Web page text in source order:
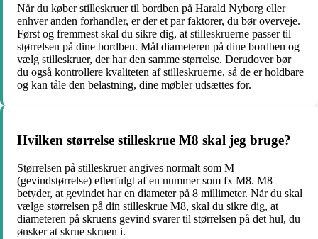
Når du køber stilleskruer til bordben på Harald Nyborg eller
enhver anden forhandler, er der et par faktorer, du bør overveje.
Først og fremmest skal du sikre dig, at stilleskruerne passer til
størrelsen på dine bordben. Mål diameteren på dine bordben og
vælg stilleskruer, der har den samme størrelse. Derudover bør
du også kontrollere kvaliteten af stilleskruerne, så de er holdbare
og kan tåle den belastning, dine møbler udsættes for.
Hvilken størrelse stilleskrue M8 skal jeg bruge?
Størrelsen på stilleskruer angives normalt som M
(gevindstørrelse) efterfulgt af en nummer som fx M8. M8
betyder, at gevindet har en diameter på 8 millimeter. Når du skal
vælge størrelsen på din stilleskrue M8, skal du sikre dig, at
diameteren på skruens gevind svarer til størrelsen på det hul, du
ønsker at skrue skruen i.